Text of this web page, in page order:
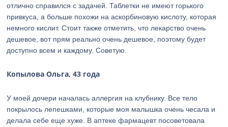
отлично справился с задачей. Таблетки не имеют горького
привкуса, а больше похожи на аскорбиновую кислоту, которая
немного кислит. Стоит также отметить, что лекарство очень
дешевое, вот прям реально очень дешевое, поэтому будет
доступно всем и каждому. Советую.
Копылова Ольга, 43 года
У моей дочери началась аллергия на клубнику. Все тело
покрылось лепешками, которые моя малышка очень чесала и
делала себе еще хуже. В аптеке фармацевт посоветовала